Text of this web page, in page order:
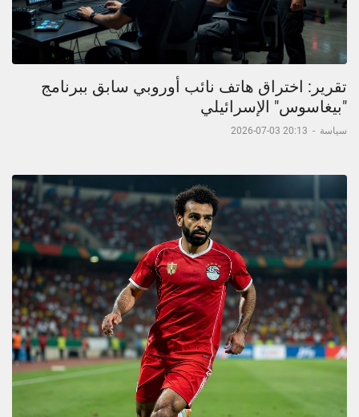
تقرير: اختراق هاتف نائب أوروبي سابق ببرنامج
"بيغاسوس" الإسرائيلي
سياسة -
20:13 03-07-2026